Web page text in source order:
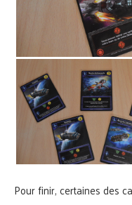
Pour finir, certaines des